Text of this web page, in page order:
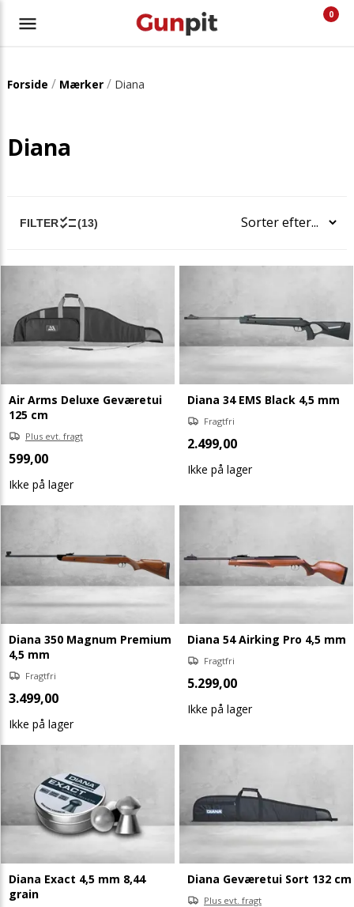
0
Forside / Mærker/ Diana
Diana
FILTER (13)
Air Arms Deluxe Geværetui
125 cm
Plus evt. fragt
599,00
Ikke på lager
Diana 34 EMS Black 4,5 mm
Fragtfri
2.499,00
Ikke på lager
Diana 350 Magnum Premium
4,5 mm
Fragtfri
3.499,00
Ikke på lager
Diana 54 Airking Pro 4,5 mm
Fragtfri
5.299,00
Ikke på lager
Diana Exact 4,5 mm 8,44
grain
Diana Geværetui Sort 132 cm
Plus evt. fragt